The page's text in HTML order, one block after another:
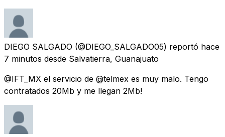
DIEGO SALGADO (@DIEGO_SALGADO05) reportó hace
7 minutos desde Salvatierra, Guanajuato
@IFT_MX el servicio de @telmex es muy malo. Tengo
contratados 20Mb y me llegan 2Mb!